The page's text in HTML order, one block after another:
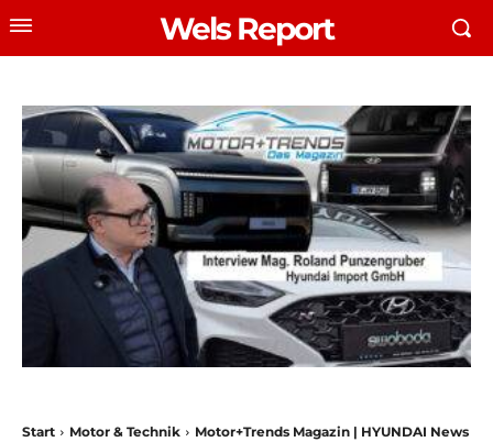
Wels Report
Start Motor & Technik Motor+Trends Magazin | HYUNDAI News